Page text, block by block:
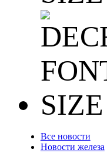
Все новости
Новости железа